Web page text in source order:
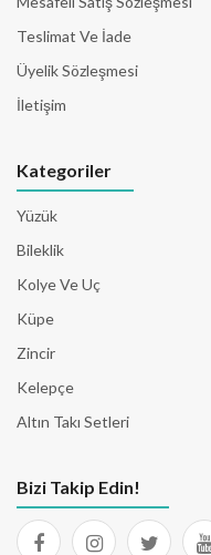
Teslimat Ve İade
Üyelik Sözleşmesi
İletişim
Kategoriler
Yüzük
Bileklik
Kolye Ve Uç
Küpe
Zincir
Kelepçe
Altın Takı Setleri
Bizi Takip Edin!